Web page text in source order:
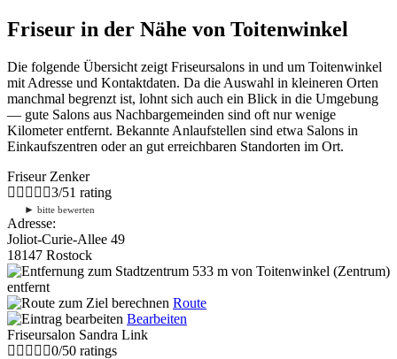
Friseur in der Nähe von Toitenwinkel
Die folgende Übersicht zeigt Friseursalons in und um Toitenwinkel
mit Adresse und Kontaktdaten. Da die Auswahl in kleineren Orten
manchmal begrenzt ist, lohnt sich auch ein Blick in die Umgebung
— gute Salons aus Nachbargemeinden sind oft nur wenige
Kilometer entfernt. Bekannte Anlaufstellen sind etwa Salons in
Einkaufszentren oder an gut erreichbaren Standorten im Ort.
Friseur Zenker
3/51 rating
► bitte bewerten
Adresse:
Joliot-Curie-Allee 49
18147 Rostock
533 m von Toitenwinkel (Zentrum)
entfernt
Route
Bearbeiten
Friseursalon Sandra Link
0/50 ratings